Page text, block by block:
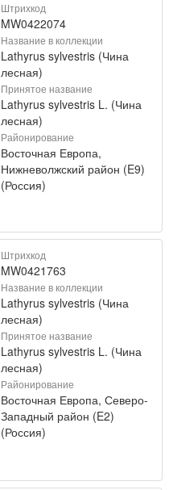
Штрихкод
MW0422074
Название в коллекции
Lathyrus sylvestris (Чина
лесная)
Принятое название
Lathyrus sylvestris L. (Чина
лесная)
Районирование
Восточная Европа,
Нижневолжский район (E9)
(Россия)
Штрихкод
MW0421763
Название в коллекции
Lathyrus sylvestris (Чина
лесная)
Принятое название
Lathyrus sylvestris L. (Чина
лесная)
Районирование
Восточная Европа, Северо-
Западный район (E2)
(Россия)